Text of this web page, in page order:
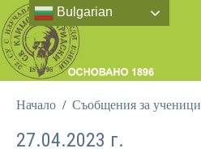
Начало / Съобщения за ученици
27.04.2023 г.
Bulgarian